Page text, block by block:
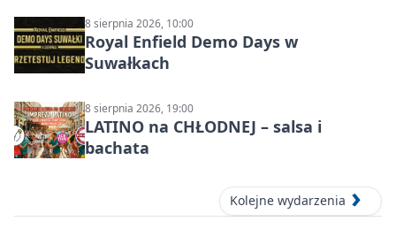
DZŪKIJOS – jednodienė kelionė
8 sierpnia 2026, 10:00
Royal Enfield Demo Days w
Suwałkach
8 sierpnia 2026, 19:00
LATINO na CHŁODNEJ – salsa i
bachata
Kolejne wydarzenia